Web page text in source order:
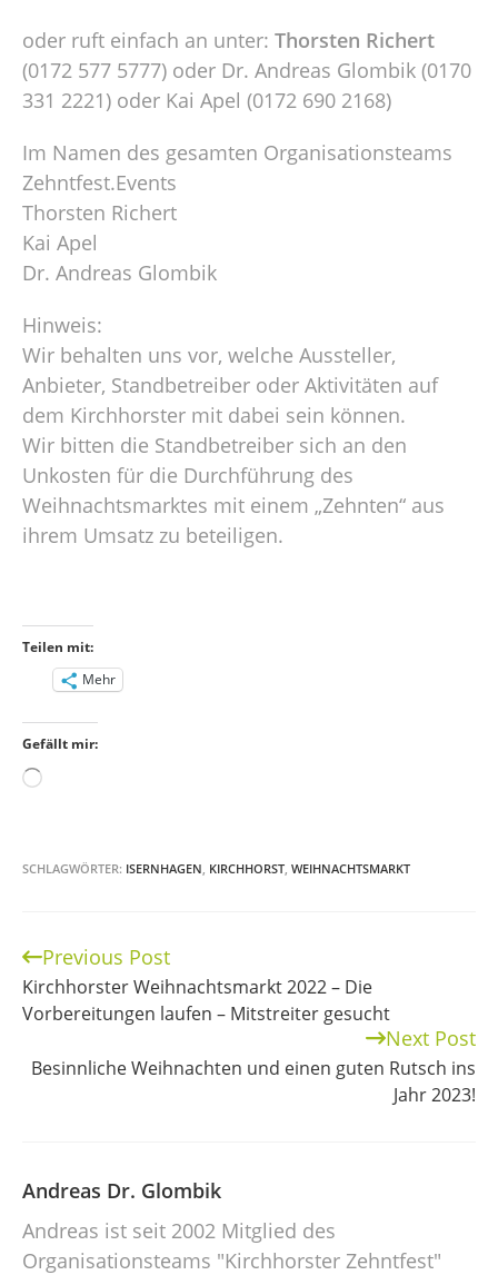
oder ruft einfach an unter: Thorsten Richert
(0172 577 5777) oder Dr. Andreas Glombik (0170
331 2221) oder Kai Apel (0172 690 2168)
Im Namen des gesamten Organisationsteams
Zehntfest.Events
Thorsten Richert
Kai Apel
Dr. Andreas Glombik
Hinweis:
Wir behalten uns vor, welche Aussteller,
Anbieter, Standbetreiber oder Aktivitäten auf
dem Kirchhorster mit dabei sein können.
Wir bitten die Standbetreiber sich an den
Unkosten für die Durchführung des
Weihnachtsmarktes mit einem „Zehnten“ aus
ihrem Umsatz zu beteiligen.
Teilen mit:
Mehr
Gefällt mir:
Wird
SCHLAGWÖRTER: ISERNHAGEN KIRCHHORST WEIHNACHTSMARKT
Continue
Reading
Previous Post
Kirchhorster Weihnachtsmarkt 2022 – Die
Vorbereitungen laufen – Mitstreiter gesucht
Next Post
Besinnliche Weihnachten und einen guten Rutsch ins
Jahr 2023!
Andreas Dr. Glombik
Andreas ist seit 2002 Mitglied des
Organisationsteams "Kirchhorster Zehntfest"